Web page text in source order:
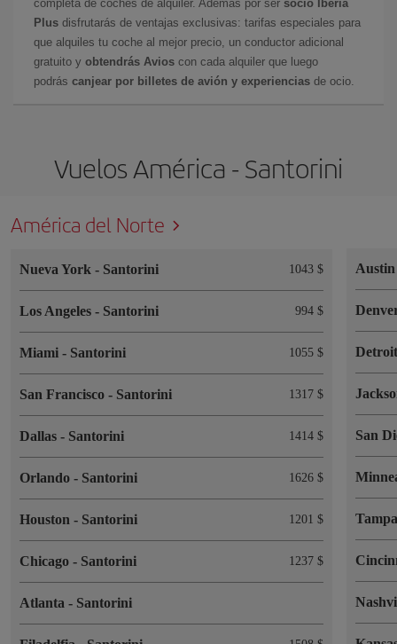
completa de coches de alquiler. Además por ser socio Iberia
Plus disfrutarás de ventajas exclusivas: tarifas especiales para
que alquiles tu coche al mejor precio, un conductor adicional
gratuito y obtendrás Avios con cada alquiler que luego
podrás canjear por billetes de avión y experiencias de ocio.
Vuelos América - Santorini
América del Norte
Nueva York - Santorini 1043 $
Los Angeles - Santorini 994 $
Miami - Santorini 1055 $
San Francisco - Santorini 1317 $
Dallas - Santorini 1414 $
Orlando - Santorini 1626 $
Houston - Santorini 1201 $
Chicago - Santorini 1237 $
Atlanta - Santorini
San